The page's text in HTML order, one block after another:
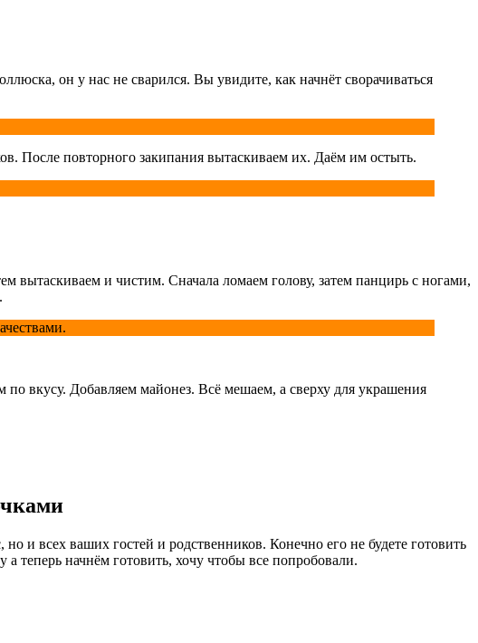
он у нас не сварился. Вы увидите, как начнёт сворачиваться
После повторного закипания вытаскиваем их. Даём им остыть.
и чистим. Сначала ломаем голову, затем панцирь с ногами,
по вкусу. Добавляем майонез. Всё мешаем, а сверху для украшения
и всех ваших гостей и родственников. Конечно его не будете готовить
теперь начнём готовить, хочу чтобы все попробовали.